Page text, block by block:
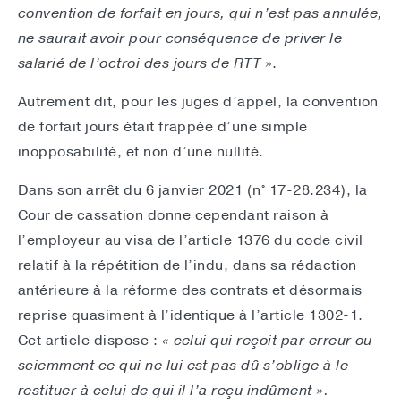
convention de forfait en jours, qui n’est pas annulée,
ne saurait avoir pour conséquence de priver le
salarié de l’octroi des jours de RTT ».
Autrement dit, pour les juges d’appel, la convention
de forfait jours était frappée d’une simple
inopposabilité, et non d’une nullité.
Dans son arrêt du 6 janvier 2021 (n° 17-28.234), la
Cour de cassation donne cependant raison à
l’employeur au visa de l’article 1376 du code civil
relatif à la répétition de l’indu, dans sa rédaction
antérieure à la réforme des contrats et désormais
reprise quasiment à l’identique à l’article 1302-1.
Cet article dispose : « celui qui reçoit par erreur ou
sciemment ce qui ne lui est pas dû s’oblige à le
restituer à celui de qui il l’a reçu indûment ».